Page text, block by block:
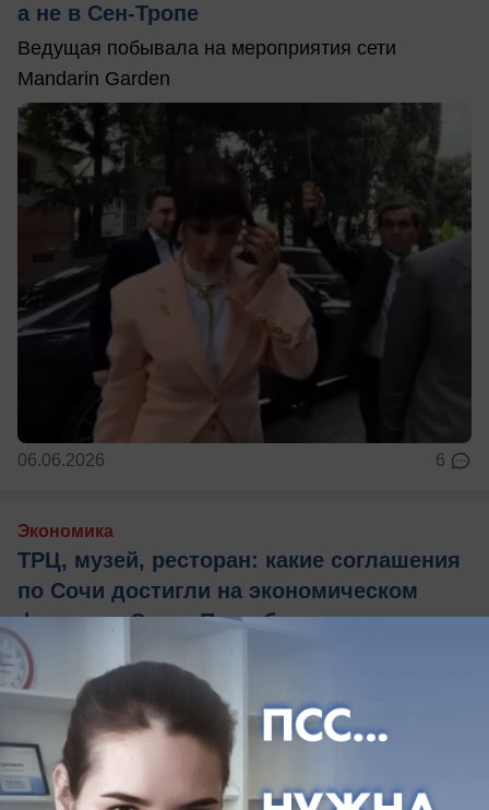
а не в Сен-Тропе
Ведущая побывала на мероприятия сети
Mandarin Garden
06.06.2026 6
Экономика
ТРЦ, музей, ресторан: какие соглашения
по Сочи достигли на экономическом
форуме в Санкт-Петербурге
Их подписали, как мэр города, так и губернатор